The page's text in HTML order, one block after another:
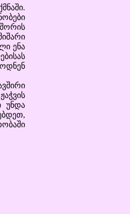
ენა
უნდა